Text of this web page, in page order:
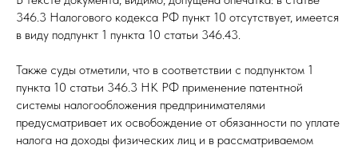
346.3 Налогового кодекса РФ пункт 10 отсутствует, имеется
в виду подпункт 1 пункта 10 статьи 346.43.
Также суды отметили, что в соответствии с подпунктом 1
пункта 10 статьи 346.3 НК РФ применение патентной
системы налогообложения предпринимателями
предусматривает их освобождение от обязанности по уплате
налога на доходы физических лиц и в рассматриваемом